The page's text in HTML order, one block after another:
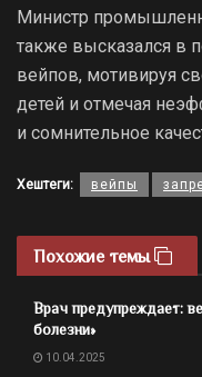
Министр
также высказался в
вейпов, мотивируя
детей и отмечая
и сомнительное
Хештеги: вейпы
Похожие темы
Врач предупреждает:
болезни»
10.04.2025